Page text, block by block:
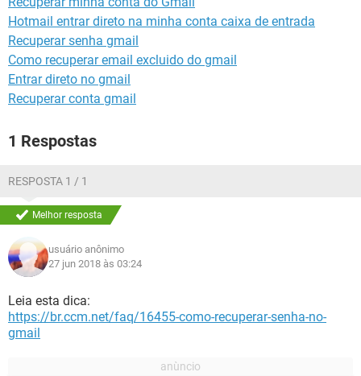
GUIA DE COMPRAS
Hotmail entrar direto na minha conta caixa de entrada
Recuperar senha gmail
Como recuperar email excluido do gmail
Entrar direto no gmail
Recuperar conta gmail
1 Respostas
RESPOSTA 1 / 1
Melhor resposta
usuário anônimo
27 jun 2018 às 03:24
Leia esta dica:
https://br.ccm.net/faq/16455-como-recuperar-senha-no-
gmail